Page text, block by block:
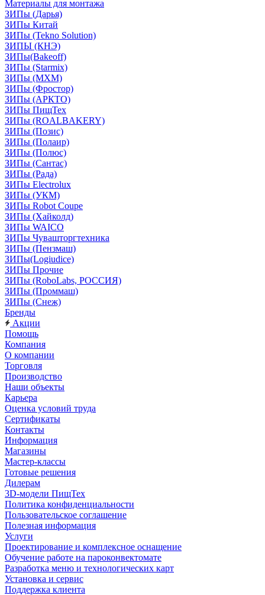
Материалы для монтажа
ЗИПы (Дарья)
ЗИПы Китай
ЗИПы (Tekno Solution)
ЗИПЫ (КНЭ)
ЗИПы(Bakeoff)
ЗИПы (Starmix)
ЗИПы (МХМ)
ЗИПы (Фростор)
ЗИПы (АРКТО)
ЗИПы ПищТех
ЗИПы (ROALBAKERY)
ЗИПы (Позис)
ЗИПы (Полаир)
ЗИПы (Полюс)
ЗИПы (Сантас)
ЗИПы (Рада)
ЗИПы Electrolux
ЗИПы (УКМ)
ЗИПы Robot Coupe
ЗИПы (Хайколд)
ЗИПы WAICO
ЗИПы Чувашторгтехника
ЗИПы (Пензмаш)
ЗИПы(Logiudice)
ЗИПы Прочие
ЗИПы (RoboLabs, РОССИЯ)
ЗИПы (Проммаш)
ЗИПы (Снеж)
Бренды
Акции
Помощь
Компания
О компании
Торговля
Производство
Наши объекты
Карьера
Оценка условий труда
Сертификаты
Контакты
Информация
Магазины
Мастер-классы
Готовые решения
Дилерам
3D-модели ПищТех
Политика конфиденциальности
Пользовательское соглашение
Полезная информация
Услуги
Проектирование и комплексное оснащение
Обучение работе на пароконвектомате
Разработка меню и технологических карт
Установка и сервис
Поддержка клиента